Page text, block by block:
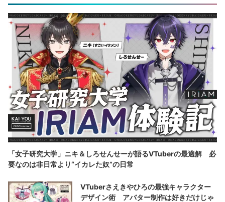
「女子研究大学」ニキ＆しろせんせーが語るVTuberの最適解 必
要なのは非日常より“イカレた奴”の日常
VTuberさえきやひろの最強キャラクター
デザイン術 アバター制作は好きだけじゃ